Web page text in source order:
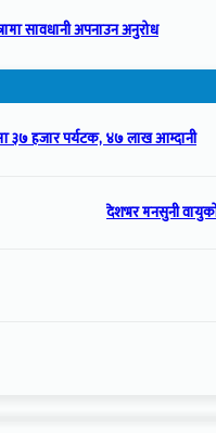
सावधानी अपनाउन अनुरोध
३७ हजार पर्यटक, ४७ लाख आम्दानी
देशभर मनसुनी वायुको